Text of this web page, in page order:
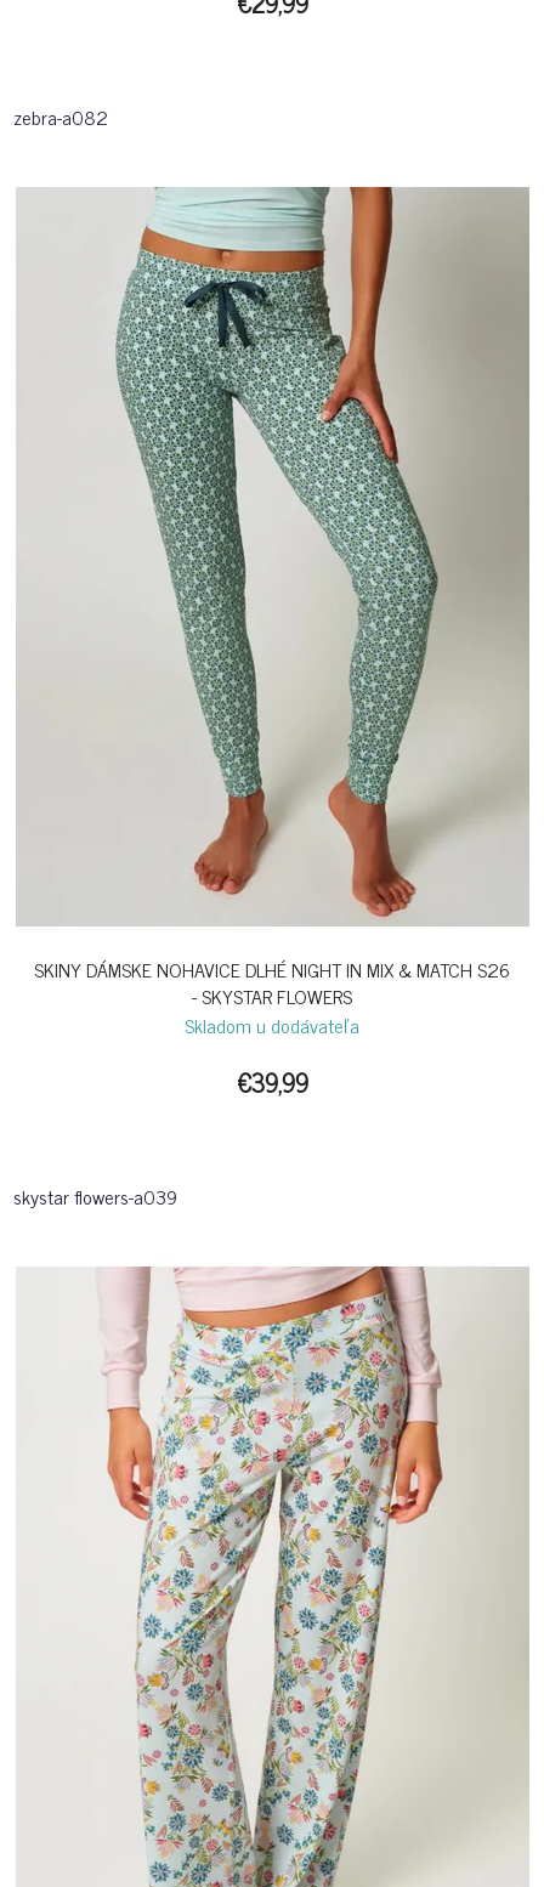
zebra-a082
SKINY DÁMSKE NOHAVICE DLHÉ NIGHT IN MIX & MATCH S26
- SKYSTAR FLOWERS
Skladom u dodávateľa
€39,99
skystar flowers-a039